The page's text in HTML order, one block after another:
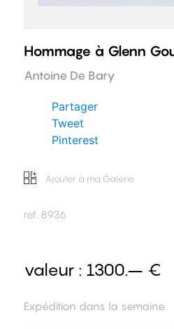
Hommage à Glenn
Antoine De Bary
Partager
Tweet
Pinterest
Ajouter à ma Galerie
ref. 8936
valeur : 1300.– €
Expédition dans la semaine